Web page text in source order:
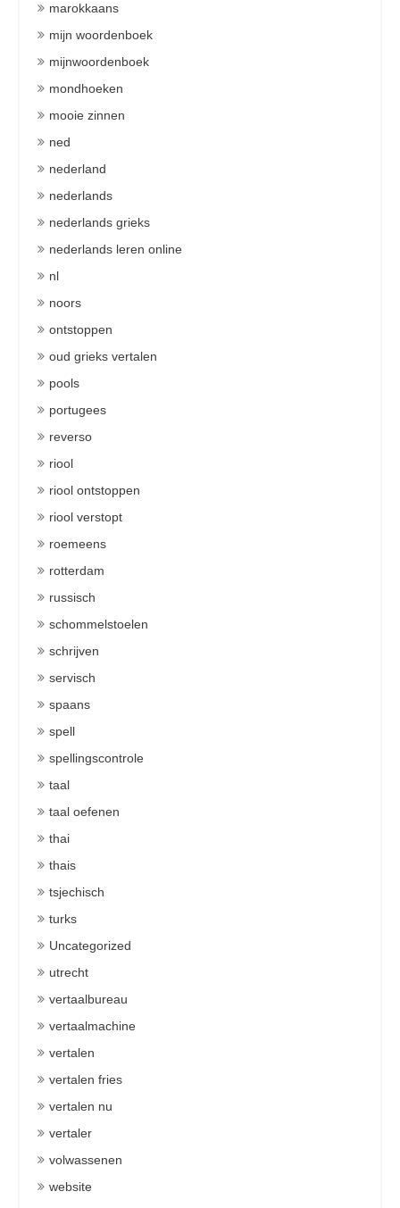
marokkaans
mijn woordenboek
mijnwoordenboek
mondhoeken
mooie zinnen
ned
nederland
nederlands
nederlands grieks
nederlands leren online
nl
noors
ontstoppen
oud grieks vertalen
pools
portugees
reverso
riool
riool ontstoppen
riool verstopt
roemeens
rotterdam
russisch
schommelstoelen
schrijven
servisch
spaans
spell
spellingscontrole
taal
taal oefenen
thai
thais
tsjechisch
turks
Uncategorized
utrecht
vertaalbureau
vertaalmachine
vertalen
vertalen fries
vertalen nu
vertaler
volwassenen
website